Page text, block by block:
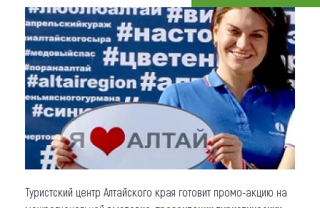
Что привезти (сувениры)
О регионе
Коллекция впечатлений
Другие рубрики
Туристский центр Алтайского края готовит промо-акцию на